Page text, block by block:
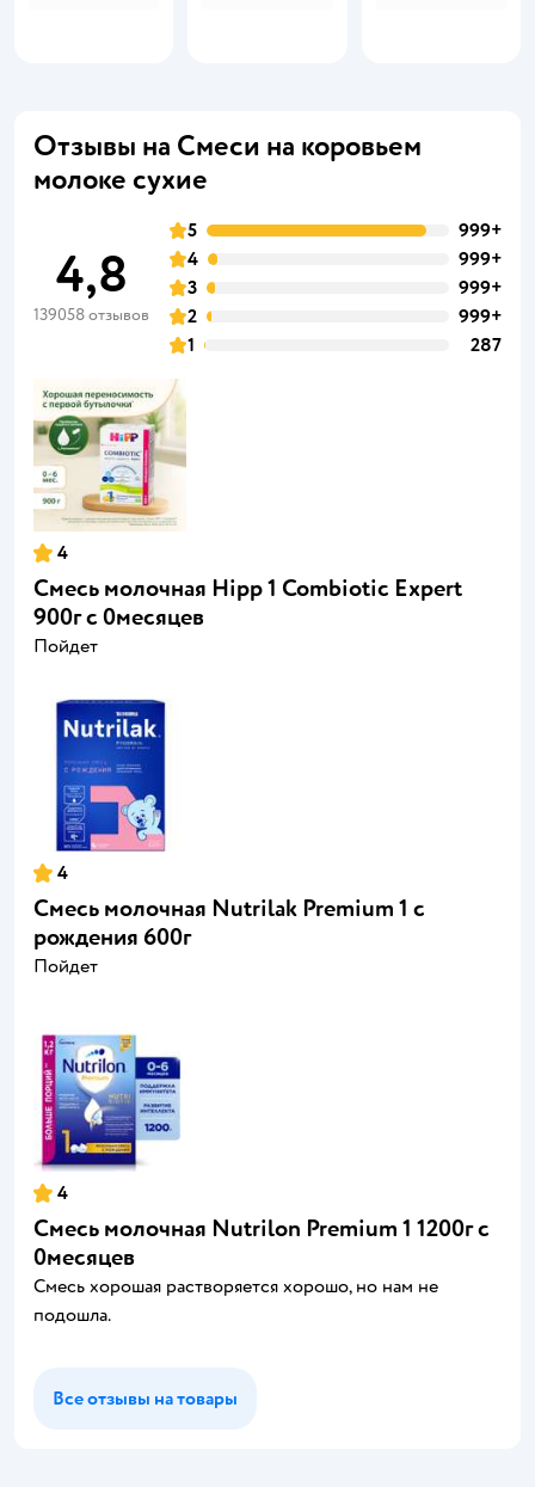
Отзывы на Смеси на коровьем
молоке сухие
4,8
139058 отзывов
5
999+
4
999+
3
999+
2
999+
1
287
4
Смесь молочная Hipp 1 Combiotic Expert
900г с 0месяцев
Пойдет
4
Смесь молочная Nutrilak Premium 1 с
рождения 600г
Пойдет
4
Смесь молочная Nutrilon Premium 1 1200г с
0месяцев
Смесь хорошая растворяется хорошо, но нам не
подошла.
Все отзывы на товары